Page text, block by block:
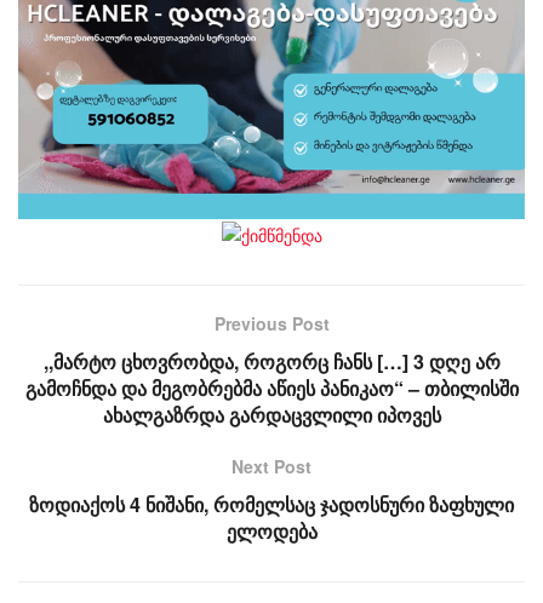
Previous Post
,,მარტო ცხოვრობდა, როგორც ჩანს […] 3 დღე არ
გამოჩნდა და მეგობრებმა აწიეს პანიკაო“ – თბილისში
ახალგაზრდა გარდაცვლილი იპოვეს
Next Post
ზოდიაქოს 4 ნიშანი, რომელსაც ჯადოსნური ზაფხული
ელოდება